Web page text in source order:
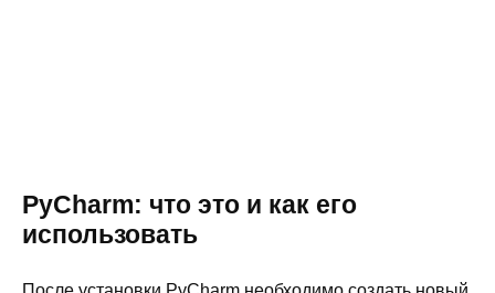
PyCharm: что это и как его
использовать